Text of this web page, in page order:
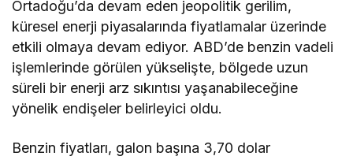
Ortadoğu’da devam eden jeopolitik gerilim,
küresel enerji piyasalarında fiyatlamalar üzerinde
etkili olmaya devam ediyor. ABD’de benzin vadeli
işlemlerinde görülen yükselişte, bölgede uzun
süreli bir enerji arz sıkıntısı yaşanabileceğine
yönelik endişeler belirleyici oldu.
Benzin fiyatları, galon başına 3,70 dolar